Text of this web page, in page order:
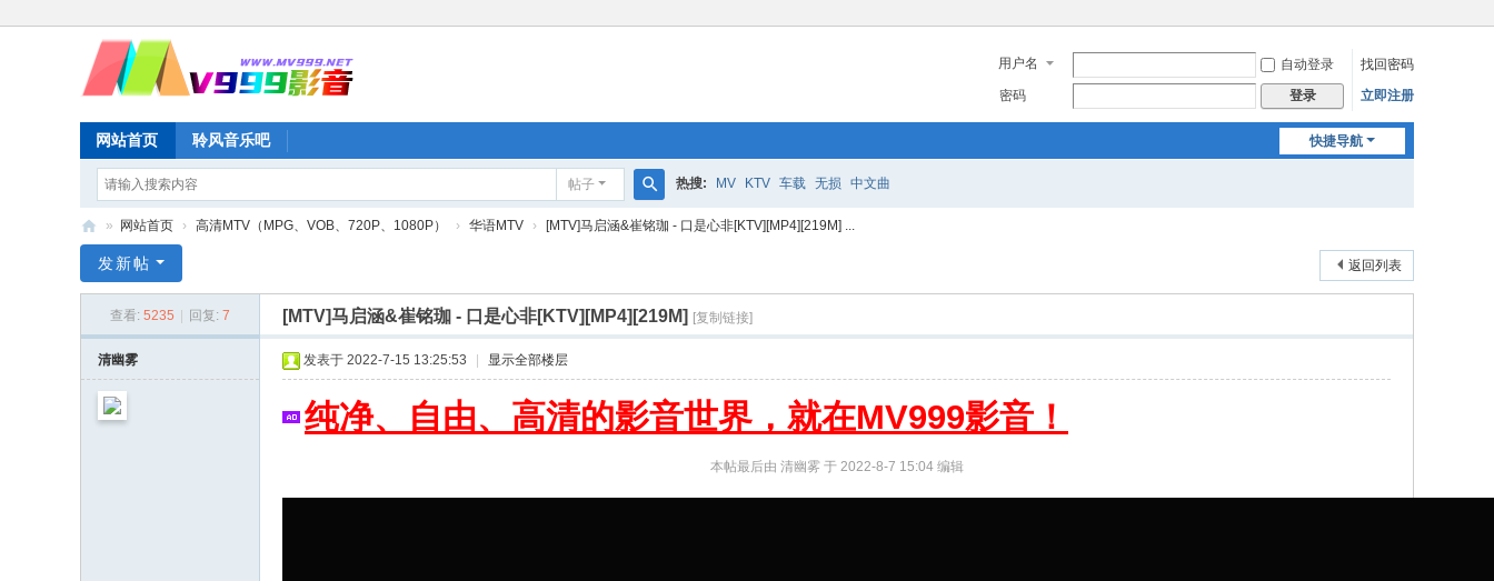
用户名 自动登录
找回密码
密码
登录 立即注册
快捷导航
网站首页 聆风音乐吧
帖子
搜
热搜: MV KTV 车载 无损 中文曲
V
» 网站首页 › 高清MTV（MPG、VOB、720P、1080P） › 华语MTV › [MTV]马启涵&崔铭珈 - 口是心非[KTV][MP4][219M] ...
返回列表
发新帖
查看: 5235 回复: 7 [MTV]马启涵&崔铭珈 - 口是心非[KTV][MP4][219M] [复制链接]
清幽雾 发表于 2022-7-15 13:25:53 显示全部楼层
纯净、自由、高清的影音世界，就在MV999影音！
本帖最后由 清幽雾 于 2022-8-7 15:04 编辑